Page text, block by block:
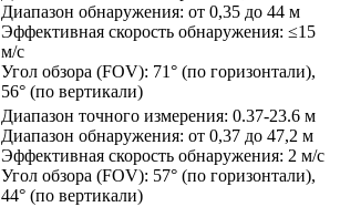
Диапазон обнаружения: от 0,35 до 44 м
Эффективная скорость обнаружения: ≤15
м/с
Угол обзора (FOV): 71° (по горизонтали),
56° (по вертикали)
Диапазон точного измерения: 0.37-23.6 м
Диапазон обнаружения: от 0,37 до 47,2 м
Эффективная скорость обнаружения: 2 м/с
Угол обзора (FOV): 57° (по горизонтали),
44° (по вертикали)